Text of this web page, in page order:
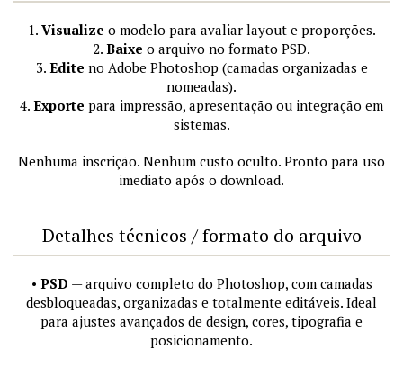
1. Visualize o modelo para avaliar layout e proporções.
2. Baixe o arquivo no formato PSD.
3. Edite no Adobe Photoshop (camadas organizadas e
nomeadas).
4. Exporte para impressão, apresentação ou integração em
sistemas.
Nenhuma inscrição. Nenhum custo oculto. Pronto para uso
imediato após o download.
Detalhes técnicos / formato do arquivo
• PSD — arquivo completo do Photoshop, com camadas
desbloqueadas, organizadas e totalmente editáveis. Ideal
para ajustes avançados de design, cores, tipografia e
posicionamento.